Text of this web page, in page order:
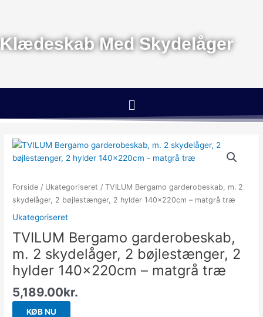
Klædeskab Med Skydelåger
Menu
Forside / Ukategoriseret / TVILUM Bergamo garderobeskab, m. 2
skydelåger, 2 bøjlestænger, 2 hylder 140x220cm – matgrå træ
Ukategoriseret
TVILUM Bergamo garderobeskab,
m. 2 skydelåger, 2 bøjlestænger, 2
hylder 140x220cm – matgrå træ
5,189.00kr.
KØB NU